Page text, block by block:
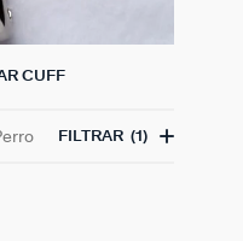
CUFF
FILTRAR (1)